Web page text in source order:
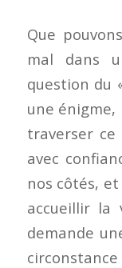
Que
mal dans
question du
une énigme,
traverser ce
avec
nos côtés,
accueillir la
demande